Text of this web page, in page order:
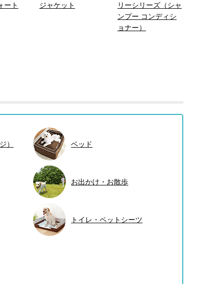
ート
ジャケット
リーシリーズ（シャ
ンプー コンディシ
ョナー）
） ベッド
お出かけ・お散歩
トイレ・ペットシーツ